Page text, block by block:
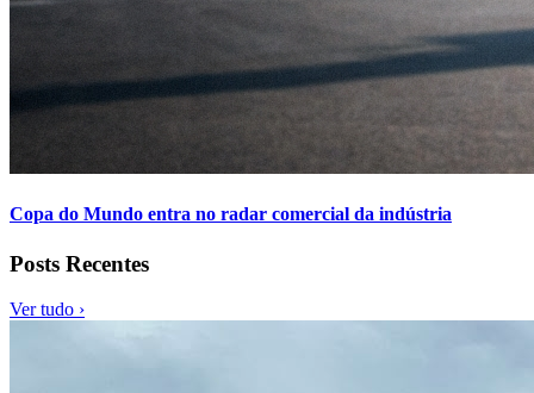
Copa do Mundo entra no radar comercial da indústria
Posts Recentes
Ver tudo ›